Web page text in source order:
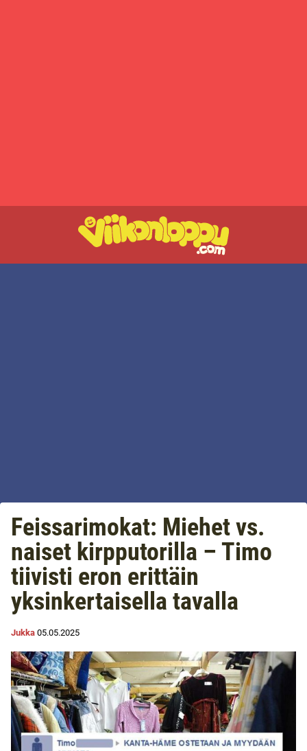
Feissarimokat: Miehet vs.
naiset kirpputorilla – Timo
tiivisti eron erittäin
yksinkertaisella tavalla
Jukka 05.05.2025